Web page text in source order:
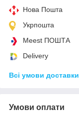
Нова Пошта
Укрпошта
Meest ПОШТА
Delivery
Всі умови доставки
Умови оплати